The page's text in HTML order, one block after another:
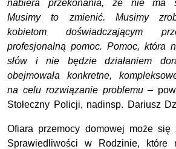
nabiera przekonania, że nie ma
Musimy to zmienić. Musimy
kobietom doświadczającym
profesjonalną pomoc. Pomoc, która
słów i nie będzie działaniem
obejmowała konkretne,
na celu rozwiązanie problemu –
Stołeczny Policji, nadinsp. Dariusz
Ofiara przemocy domowej może się
Sprawiedliwości w Rodzinie,